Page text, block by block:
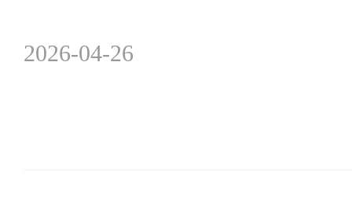
2026-04-26